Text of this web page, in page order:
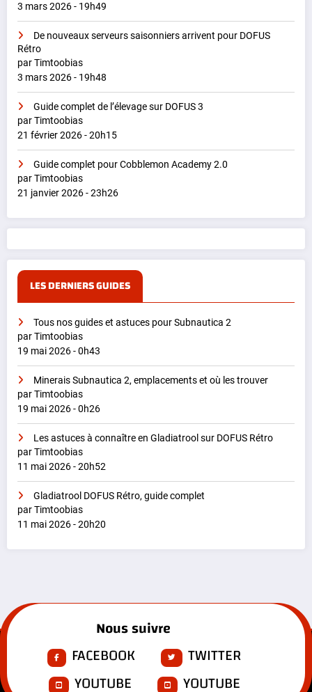
3 mars 2026 - 19h49
De nouveaux serveurs saisonniers arrivent pour DOFUS
Rétro
par Timtoobias
3 mars 2026 - 19h48
Guide complet de l’élevage sur DOFUS 3
par Timtoobias
21 février 2026 - 20h15
Guide complet pour Cobblemon Academy 2.0
par Timtoobias
21 janvier 2026 - 23h26
LES DERNIERS GUIDES
Tous nos guides et astuces pour Subnautica 2
par Timtoobias
19 mai 2026 - 0h43
Minerais Subnautica 2, emplacements et où les trouver
par Timtoobias
19 mai 2026 - 0h26
Les astuces à connaître en Gladiatrool sur DOFUS Rétro
par Timtoobias
11 mai 2026 - 20h52
Gladiatrool DOFUS Rétro, guide complet
par Timtoobias
11 mai 2026 - 20h20
Nous suivre
FACEBOOK
TWITTER
YOUTUBE
YOUTUBE